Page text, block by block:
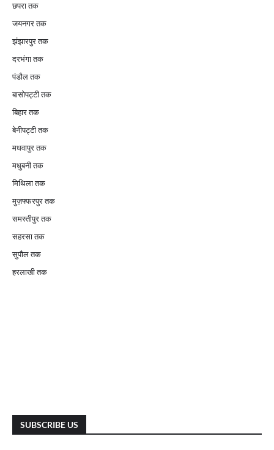
छपरा तक
जयनगर तक
झंझारपुर तक
दरभंगा तक
पंडौल तक
बासोपट्टी तक
बिहार तक
बेनीपट्टी तक
मधवापुर तक
मधुबनी तक
मिथिला तक
मुज़फ्फरपुर तक
समस्तीपुर तक
सहरसा तक
सुपौल तक
हरलाखी तक
SUBSCRIBE US